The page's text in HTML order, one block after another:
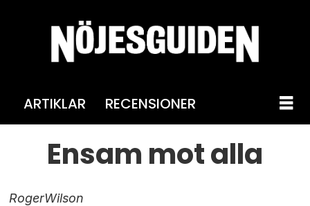
ARTIKLAR RECENSIONER
Ensam mot alla
RogerWilson